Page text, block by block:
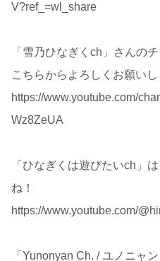
V?ref_=wl_share
「雪乃ひなぎくch」さんの
こちらからよろしくお願いし
https://www.youtube.com/
Wz8ZeUA
「ひなぎくは遊びたいch」
ね！
https://www.youtube.com/
「Yunonyan Ch. / ユノニャ